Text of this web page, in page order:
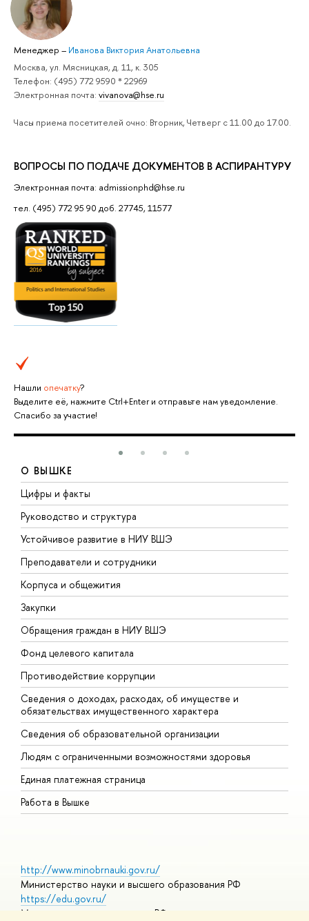
Менеджер – Иванова Виктория Анатольевна
Москва, ул. Мясницкая, д. 11, к. 305
Телефон: (495) 772 9590 * 22969
Электронная почта: vivanova@hse.ru
Часы приема посетителей очно: Вторник, Четверг с 11.00 до 17.00.
ВОПРОСЫ ПО ПОДАЧЕ ДОКУМЕНТОВ В АСПИРАНТУРУ
Электронная почта: admissionphd@hse.ru
тел. (495) 772 95 90 доб. 27745, 11577
Нашли опечатку?
Выделите её, нажмите Ctrl+Enter и отправьте нам уведомление.
Спасибо за участие!
О ВЫШКЕ
Цифры и факты
Руководство и структура
Устойчивое развитие в НИУ ВШЭ
Преподаватели и сотрудники
Корпуса и общежития
Закупки
Обращения граждан в НИУ ВШЭ
Фонд целевого капитала
Противодействие коррупции
Сведения о доходах, расходах, об имуществе и
обязательствах имущественного характера
Сведения об образовательной организации
Людям с ограниченными возможностями здоровья
Единая платежная страница
Работа в Вышке
http://www.minobrnauki.gov.ru/
Министерство науки и высшего образования РФ
https://edu.gov.ru/
Министерство просвещения РФ